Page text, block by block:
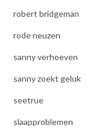
robert bridgeman
rode neuzen
sanny verhoeven
sanny zoekt geluk
seetrue
slaapproblemen